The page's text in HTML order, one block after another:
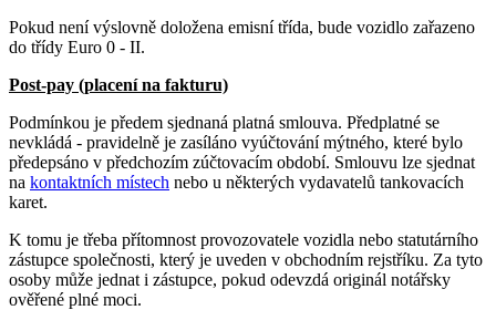
Pokud není výslovně doložena emisní třída, bude vozidlo zařazeno
do třídy Euro 0 - II.
Post-pay (placení na fakturu)
Podmínkou je předem sjednaná platná smlouva. Předplatné se
nevkládá - pravidelně je zasíláno vyúčtování mýtného, které bylo
předepsáno v předchozím zúčtovacím období. Smlouvu lze sjednat
na kontaktních místech nebo u některých vydavatelů tankovacích
karet.
K tomu je třeba přítomnost provozovatele vozidla nebo statutárního
zástupce společnosti, který je uveden v obchodním rejstříku. Za tyto
osoby může jednat i zástupce, pokud odevzdá originál notářsky
ověřené plné moci.